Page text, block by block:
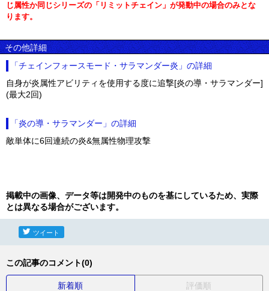
じ属性か同じシリーズの「リミットチェイン」が発動中の場合のみとな
ります。
その他詳細
「チェインフォースモード・サラマンダー炎」の詳細
自身が炎属性アビリティを使用する度に追撃[炎の導・サラマンダー]
(最大2回)
「炎の導・サラマンダー」の詳細
敵単体に6回連続の炎&無属性物理攻撃
掲載中の画像、データ等は開発中のものを基にしているため、実際
とは異なる場合がございます。
ツイート
この記事のコメント(0)
新着順 評価順